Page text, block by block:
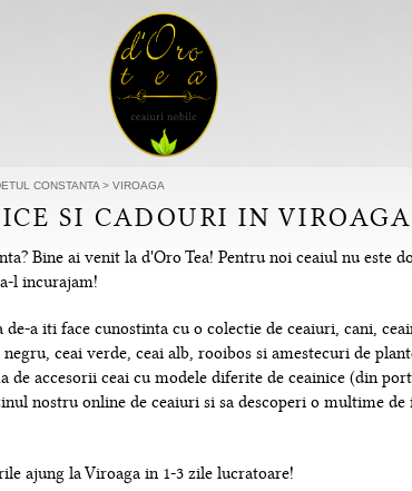
CONSTANTA > VIROAGA
SI CADOURI IN
Bine ai venit la d'Oro Tea! Pentru noi ceaiul nu este
l incurajam!
de-a iti face cunostinta cu o colectie de ceaiuri, cani,
ceai verde, ceai alb, rooibos si amestecuri de
de accesorii ceai cu modele diferite de ceainice (din
nostru online de ceaiuri si sa descoperi o multime
ajung la Viroaga in 1-3 zile lucratoare!